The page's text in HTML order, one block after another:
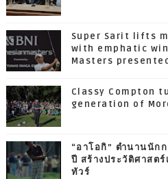
Super Sarit lifts
with emphatic
Masters presented
Classy Compton
generation of
“อาโอกิ” ตำนานนั
ปี สร้างประวัติศาสต
ทัวร์